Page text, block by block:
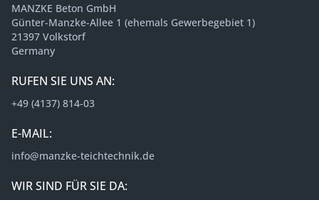
MANZKE Beton GmbH
Günter-Manzke-Allee 1 (ehemals Gewerbegebiet 1)
21397 Volkstorf
Germany
RUFEN SIE UNS AN:
+49 (4137) 814-03
E-MAIL:
info@manzke-teichtechnik.de
WIR SIND FÜR SIE DA: